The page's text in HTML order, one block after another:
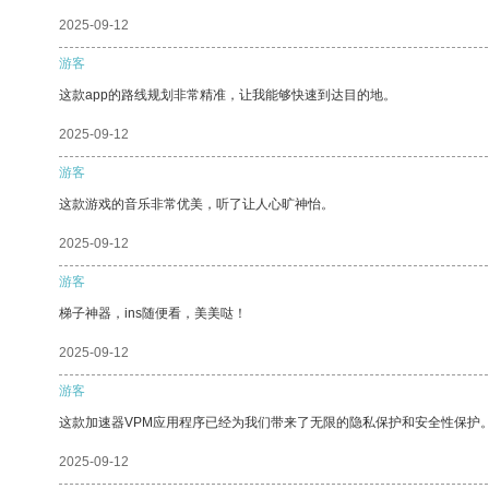
2025-09-12
游客
这款app的路线规划非常精准，让我能够快速到达目的地。
2025-09-12
游客
这款游戏的音乐非常优美，听了让人心旷神怡。
2025-09-12
游客
梯子神器，ins随便看，美美哒！
2025-09-12
游客
这款加速器VPM应用程序已经为我们带来了无限的隐私保护和安全性保护
2025-09-12